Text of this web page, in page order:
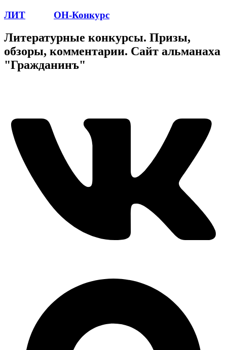
ЛИТ ОН-Конкурс
Литературные конкурсы. Призы,
обзоры, комментарии. Сайт альманаха
"Гражданинъ"